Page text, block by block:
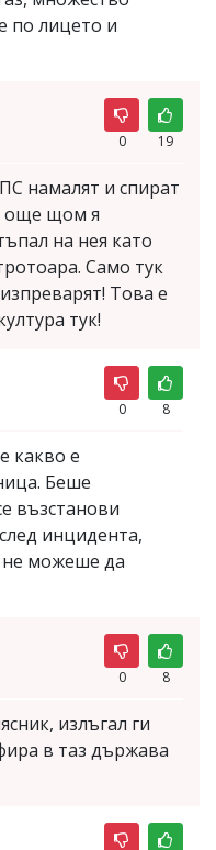
по лицето и
0 19
намалят и спират
още щом я
на нея като
Само тук
Това е
тук!
0 8
какво е
Беше
възстанови
инцидента,
не можеше да
0 8
излъгал ги
в таз държава